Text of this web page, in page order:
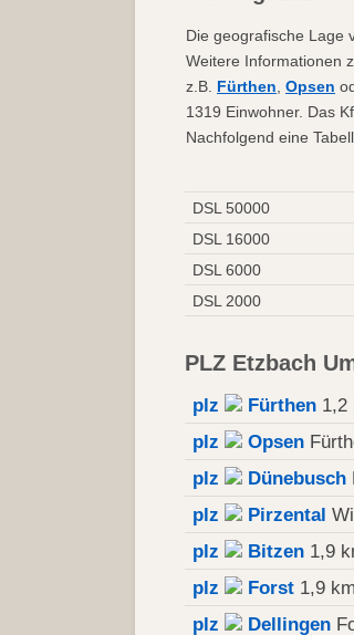
Die geografische Lage
Weitere Informationen
z.B. Fürthen Opsen
1319 Einwohner. Das
Nachfolgend eine
DSL 50000
DSL 16000
DSL 6000
DSL 2000
PLZ Etzbach
plz Fürthen 1,2
plz
Opsen
plz
Dünebusch
plz
Pirzental
plz
Bitzen 1,9
plz
Forst 1,9 km
plz
Dellingen